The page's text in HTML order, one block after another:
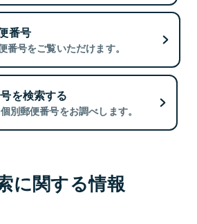
番号
番号をご覧いただけます。
を検索する
別郵便番号をお調べします。
に関する情報